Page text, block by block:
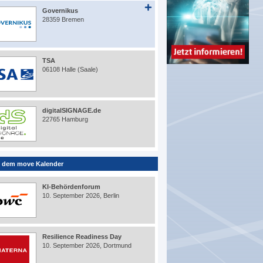
Governikus
28359 Bremen
TSA
06108 Halle (Saale)
digitalSIGNAGE.de
22765 Hamburg
dem move Kalender
KI-Behördenforum
10. September 2026, Berlin
Resilience Readiness Day
10. September 2026, Dortmund